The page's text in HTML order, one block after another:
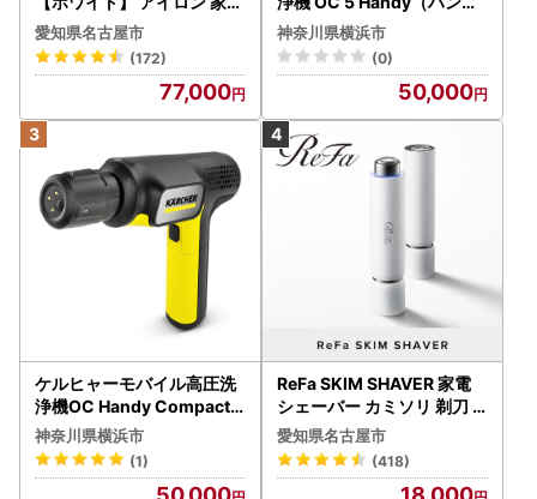
美容 リファ アイロン
愛知県名古屋市
(172)
77,000
ィジェット） APV0006
神奈川県横浜市
(0)
50,000
ケルヒャーモバイル高圧洗
浄機OC Handy Compact
（ハンディエア） APV000
7
神奈川県横浜市
(1)
ReFa SKIM SHAVER 家電
シェーバー カミソリ 剃刀
シェーバー
愛知県名古屋市
(418)